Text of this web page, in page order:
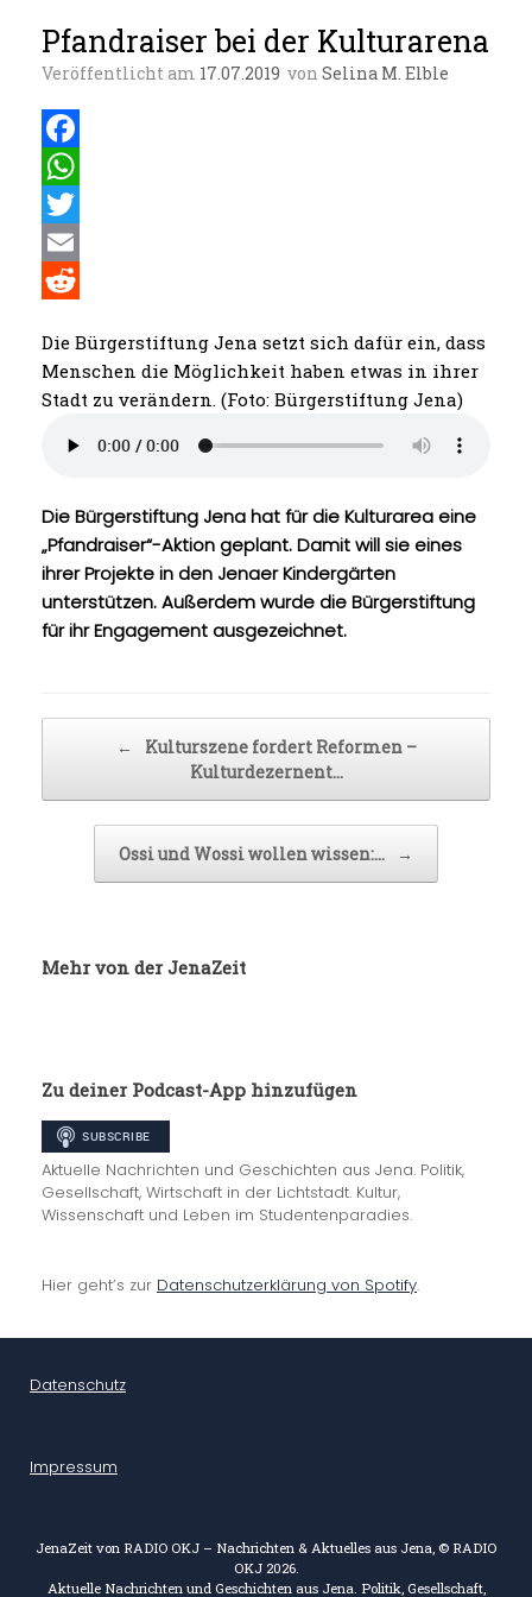
Pfandraiser bei der Kulturarena
Veröffentlicht am 17.07.2019 von Selina M. Elble
F
a
c
e
o
o
W
h
a
s
A
T
w
t
t
E
a
i
e
d
t
Die Bürgerstiftung Jena setzt sich dafür ein, dass
Menschen die Möglichkeit haben etwas in ihrer
Stadt zu verändern. (Foto: Bürgerstiftung Jena)
Die Bürgerstiftung Jena hat für die Kulturarea eine
„Pfandraiser“-Aktion geplant. Damit will sie eines
ihrer Projekte in den Jenaer Kindergärten
unterstützen. Außerdem wurde die Bürgerstiftung
für ihr Engagement ausgezeichnet.
←
Kulturszene fordert Reformen –
Kulturdezernent…
Ossi und Wossi wollen wissen:… →
Mehr von der JenaZeit
Zu deiner Podcast-App hinzufügen
Aktuelle Nachrichten und Geschichten aus Jena. Politik,
Gesellschaft, Wirtschaft in der Lichtstadt. Kultur,
Wissenschaft und Leben im Studentenparadies.
Hier geht’s zur Datenschutzerklärung von Spotify.
Datenschutz
Impressum
JenaZeit von RADIO OKJ – Nachrichten & Aktuelles aus Jena, © RADIO
OKJ 2026.
Aktuelle Nachrichten und Geschichten aus Jena. Politik, Gesellschaft,